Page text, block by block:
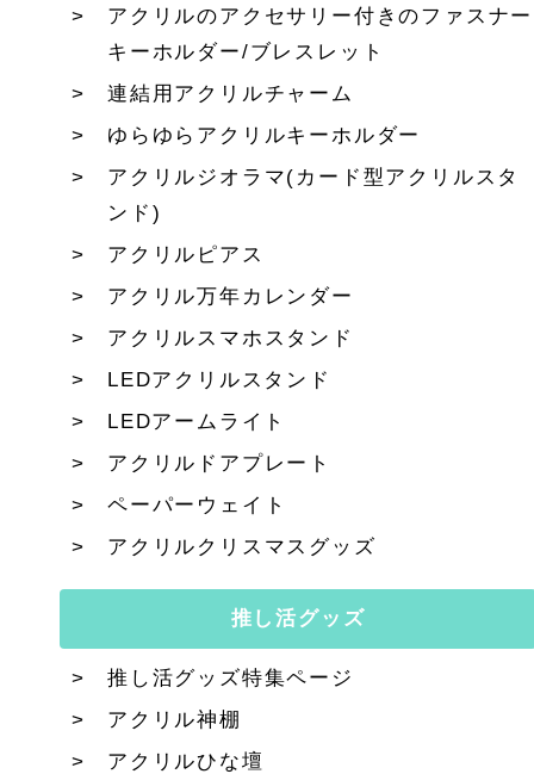
アクリルのアクセサリー付きのファスナー
キーホルダー/ブレスレット
連結用アクリルチャーム
ゆらゆらアクリルキーホルダー
アクリルジオラマ(カード型アクリルスタ
ンド)
アクリルピアス
アクリル万年カレンダー
アクリルスマホスタンド
LEDアクリルスタンド
LEDアームライト
アクリルドアプレート
ペーパーウェイト
アクリルクリスマスグッズ
推し活グッズ
推し活グッズ特集ページ
アクリル神棚
アクリルひな壇